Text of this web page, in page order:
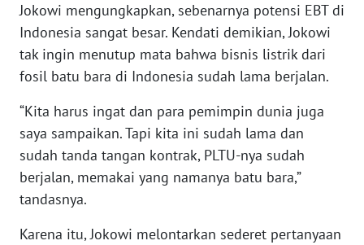
Jokowi mengungkapkan, sebenarnya potensi EBT di
Indonesia sangat besar. Kendati demikian, Jokowi
tak ingin menutup mata bahwa bisnis listrik dari
fosil batu bara di Indonesia sudah lama berjalan.
“Kita harus ingat dan para pemimpin dunia juga
saya sampaikan. Tapi kita ini sudah lama dan
sudah tanda tangan kontrak, PLTU-nya sudah
berjalan, memakai yang namanya batu bara,”
tandasnya.
Karena itu, Jokowi melontarkan sederet pertanyaan
PAPUA
BARAT
WN
WN
SERAMBI
WN